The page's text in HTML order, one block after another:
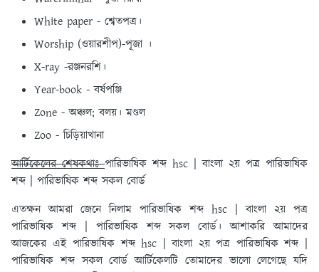
White paper - শ্বেতপত্র।
Worship (ওয়ারশীপ)-পূজা ।
X-ray -রঞ্জনরশি।
Year-book - বর্ষপঞ্জি
Zone - অঞ্চল; বলয়। মণ্ডল
Zoo - চিড়িয়াখানা
আর্টিকেলের শেষকথাঃপারিভাষিক শব্দ hsc | বাংলা ২য় পত্র পারিভাষিক
শব্দ | পারিভাষিক শব্দ সকল বোর্ড
এতক্ষন আমরা জেনে নিলাম পারিভাষিক শব্দ hsc | বাংলা ২য় পত্র
পারিভাষিক শব্দ | পারিভাষিক শব্দ সকল বোর্ড। আশাকরি আমাদের
আজকের এই পারিভাষিক শব্দ hsc | বাংলা ২য় পত্র পারিভাষিক শব্দ |
পারিভাষিক শব্দ সকল বোর্ড আর্টিকেলটি তোমাদের ভালো লেগেছে যদি